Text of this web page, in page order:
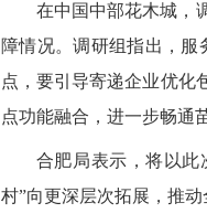
在中国中部花木城，
障情况。调研组指出，
点，要引导寄递企业优化
点功能融合，进一步畅通
合肥局表示，将以此
村”向更深层次拓展，推